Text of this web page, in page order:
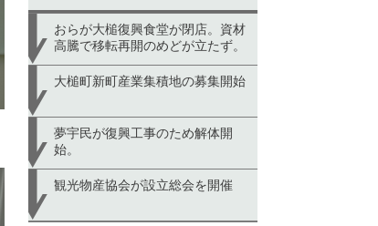
おらが大槌復興食堂が閉店。資材
高騰で移転再開のめどが立たず。
大槌町新町産業集積地の募集開始
夢宇民が復興工事のため解体開
始。
観光物産協会が設立総会を開催